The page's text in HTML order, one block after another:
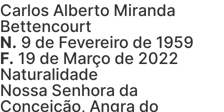
Carlos Alberto Miranda
Bettencourt
N. 9 de Fevereiro de 1959
F. 19 de Março de 2022
Naturalidade
Nossa Senhora da
Conceição, Angra do